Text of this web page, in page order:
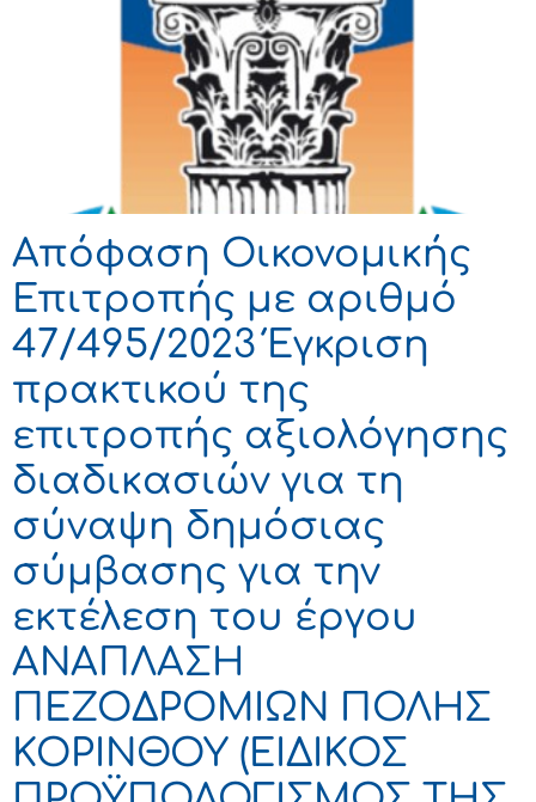
Απόφαση Οικονομικής
Επιτροπής με αριθμό
47/495/2023 Έγκριση
πρακτικού της
επιτροπής αξιολόγησης
διαδικασιών για τη
σύναψη δημόσιας
σύμβασης για την
εκτέλεση του έργου
ΑΝΑΠΛΑΣΗ
ΠΕΖΟΔΡΟΜΙΩΝ ΠΟΛΗΣ
ΚΟΡΙΝΘΟΥ (ΕΙΔΙΚΟΣ